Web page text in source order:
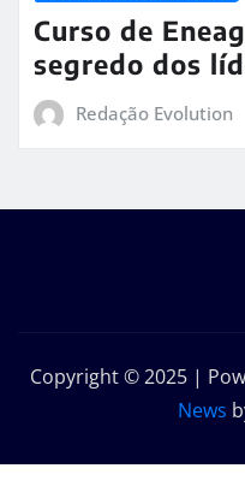
Curso de
segredo dos
Redação Evolution
Copyright © 2025 |
News